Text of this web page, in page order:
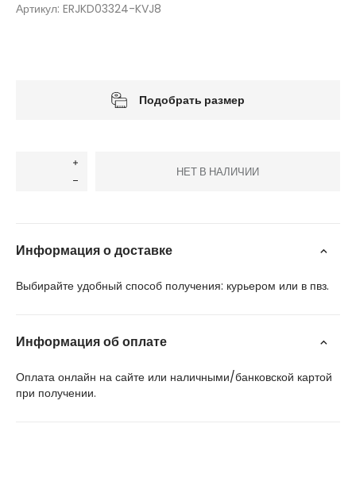
Артикул: ERJKD03324-KVJ8
Подобрать размер
НЕТ В НАЛИЧИИ
Информация о доставке
Выбирайте удобный способ получения: курьером или в пвз.
Информация об оплате
Оплата онлайн на сайте или наличными/банковской картой
при получении.